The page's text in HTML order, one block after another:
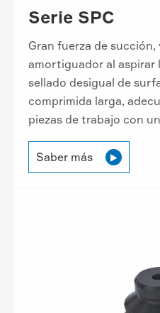
Serie SPC
Gran fuerza de
amortiguador al aspirar
sellado desigual de
comprimida larga,
piezas de trabajo con
Saber más 